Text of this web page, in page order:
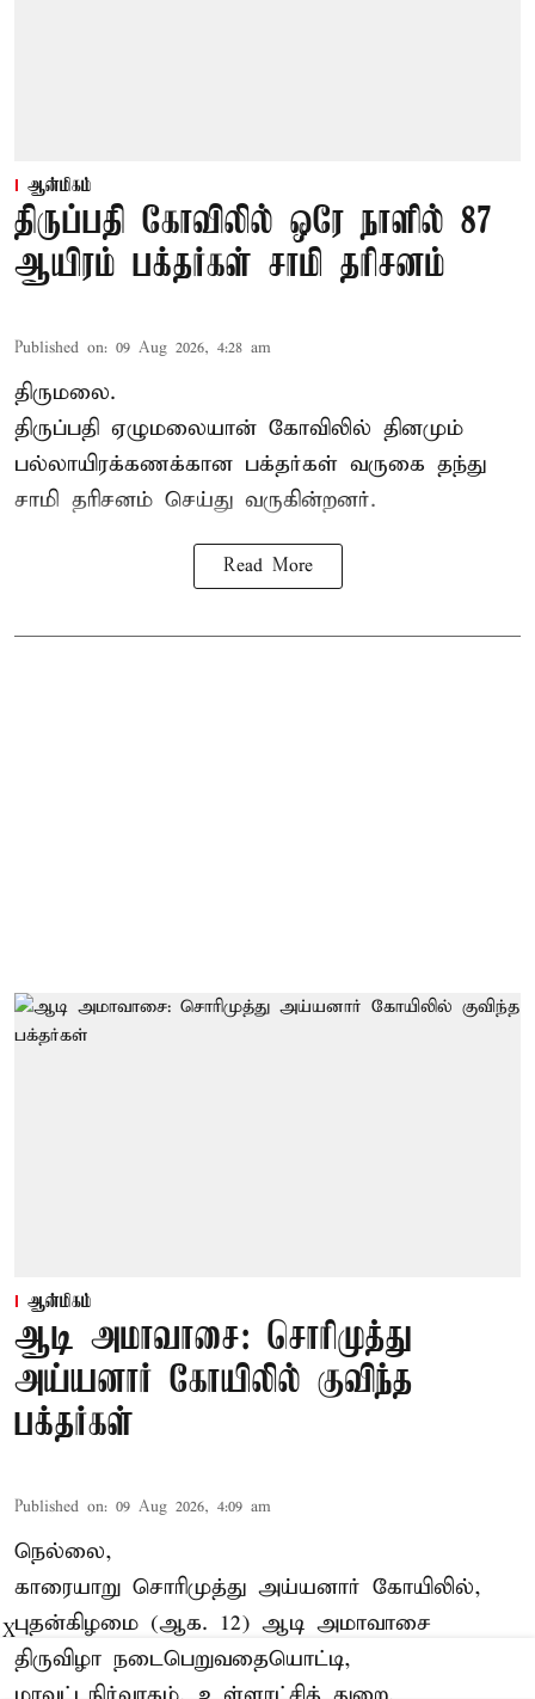
ஆன்மிகம்
திருப்பதி கோவிலில் ஒரே நாளில் 87
ஆயிரம் பக்தர்கள் சாமி தரிசனம்
Published on: 09 Aug 2026, 4:28 am
திருமலை.
திருப்பதி ஏழுமலையான் கோவிலில் தினமும்
பல்லாயிரக்கணக்கான பக்தர்கள் வருகை தந்து
சாமி தரிசனம் செய்து வருகின்றனர்.
Read More
ஆன்மிகம்
ஆடி அமாவாசை: சொரிமுத்து
அய்யனார் கோயிலில் குவிந்த
பக்தர்கள்
Published on: 09 Aug 2026, 4:09 am
நெல்லை,
காரையாறு சொரிமுத்து அய்யனார் கோயிலில்,
புதன்கிழமை (ஆக. 12) ஆடி அமாவாசை
திருவிழா நடைபெறுவதையொட்டி,
X